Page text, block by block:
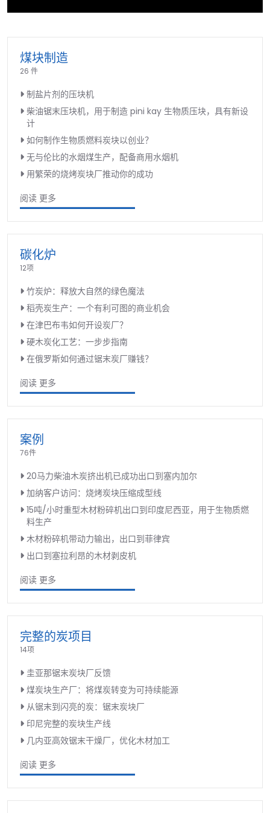
煤块制造
26 件
制盐片剂的压块机
柴油锯末压块机，用于制造 pini kay 生物质压块，具有新设
计
如何制作生物质燃料炭块以创业？
无与伦比的水烟煤生产，配备商用水烟机
用繁荣的烧烤炭块厂推动你的成功
阅读 更多
碳化炉
12项
竹炭炉：释放大自然的绿色魔法
稻壳炭生产：一个有利可图的商业机会
在津巴布韦如何开设炭厂？
硬木炭化工艺：一步步指南
在俄罗斯如何通过锯末炭厂赚钱？
阅读 更多
案例
76件
20马力柴油木炭挤出机已成功出口到塞内加尔
加纳客户访问：烧烤炭块压缩成型线
15吨/小时重型木材粉碎机出口到印度尼西亚，用于生物质燃
料生产
木材粉碎机带动力输出，出口到菲律宾
出口到塞拉利昂的木材剥皮机
阅读 更多
完整的炭项目
14项
圭亚那锯末炭块厂反馈
煤炭块生产厂：将煤炭转变为可持续能源
从锯末到闪亮的炭：锯末炭块厂
印尼完整的炭块生产线
几内亚高效锯末干燥厂，优化木材加工
阅读 更多